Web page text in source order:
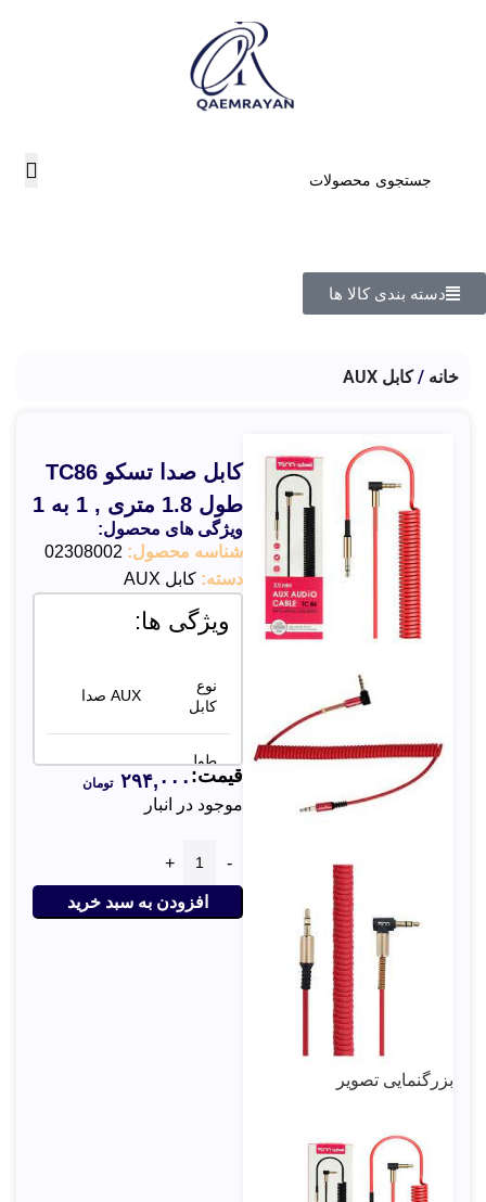
دسته بندی کالا ها
خانه کابل AUX
بزرگنمایی تصویر
كابل صدا تسکو TC86
طول 1.8 متری , 1 به 1
ویژگی های محصول:
شناسه محصول: 02308002
دسته: کابل AUX
ویژگی ها:
نوع
کابل
AUX صدا
طول
کابل
1.8 متر
اتصال
موجود در انبار
افزودن به سبد خرید
قیمت: ۲۹۴,۰۰۰ تومان